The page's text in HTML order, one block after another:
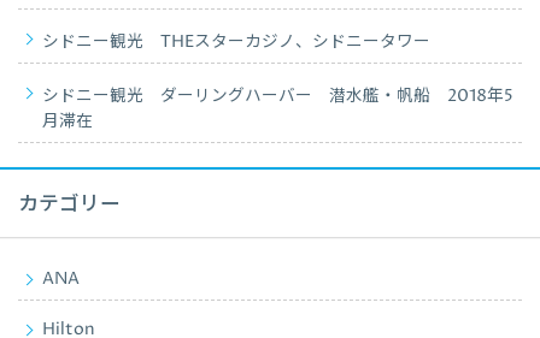
シドニー観光 THEスターカジノ、シドニータワー
シドニー観光 ダーリングハーバー 潜水艦・帆船 2018年5
月滞在
カテゴリー
ANA
Hilton